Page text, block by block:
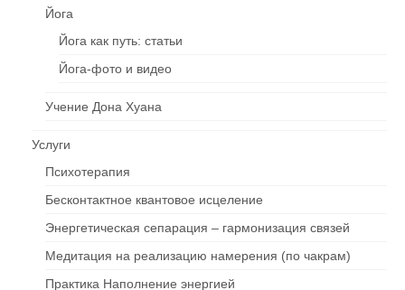
Йога
Йога как путь: статьи
Йога-фото и видео
Учение Дона Хуана
Услуги
Психотерапия
Бесконтактное квантовое исцеление
Энергетическая сепарация – гармонизация связей
Медитация на реализацию намерения (по чакрам)
Практика Наполнение энергией